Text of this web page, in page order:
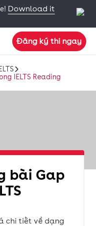
Download it
Đăng ký thi ngay
IELTS Reading
bài Gap
chi tiết về dạng